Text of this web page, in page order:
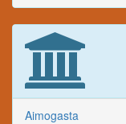
Aimogasta